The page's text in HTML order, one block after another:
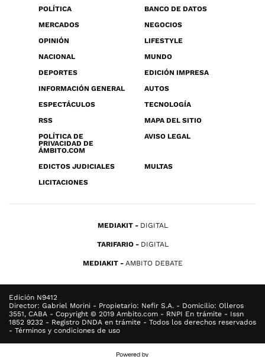
POLÍTICA
BANCO DE DATOS
MERCADOS
NEGOCIOS
OPINIÓN
LIFESTYLE
NACIONAL
MUNDO
DEPORTES
EDICIÓN IMPRESA
INFORMACIÓN GENERAL
AUTOS
ESPECTÁCULOS
TECNOLOGÍA
RSS
MAPA DEL SITIO
POLÍTICA DE
PRIVACIDAD DE
ÁMBITO.COM
AVISO LEGAL
EDICTOS JUDICIALES
MULTAS
LICITACIONES
MEDIAKIT DIGITAL
TARIFARIO DIGITAL
MEDIAKIT AMBITO DEBATE
Edición N9412
Director: Gabriel Morini - Propietario: Nefir S.A. - Domicilio: Olleros
3551, CABA - Copyright © 2019 Ambito.com - RNPI En trámite - Issn
1852 9232 - Registro DNDA en trámite - Todos los derechos reservados
- Términos y condiciones de uso